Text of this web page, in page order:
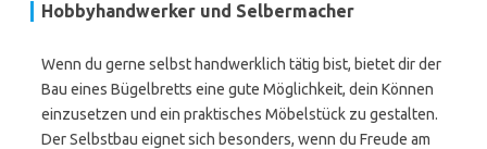
Hobbyhandwerker und Selbermacher
Wenn du gerne selbst handwerklich tätig bist, bietet dir der
Bau eines Bügelbretts eine gute Möglichkeit, dein Können
einzusetzen und ein praktisches Möbelstück zu gestalten.
Der Selbstbau eignet sich besonders, wenn du Freude am